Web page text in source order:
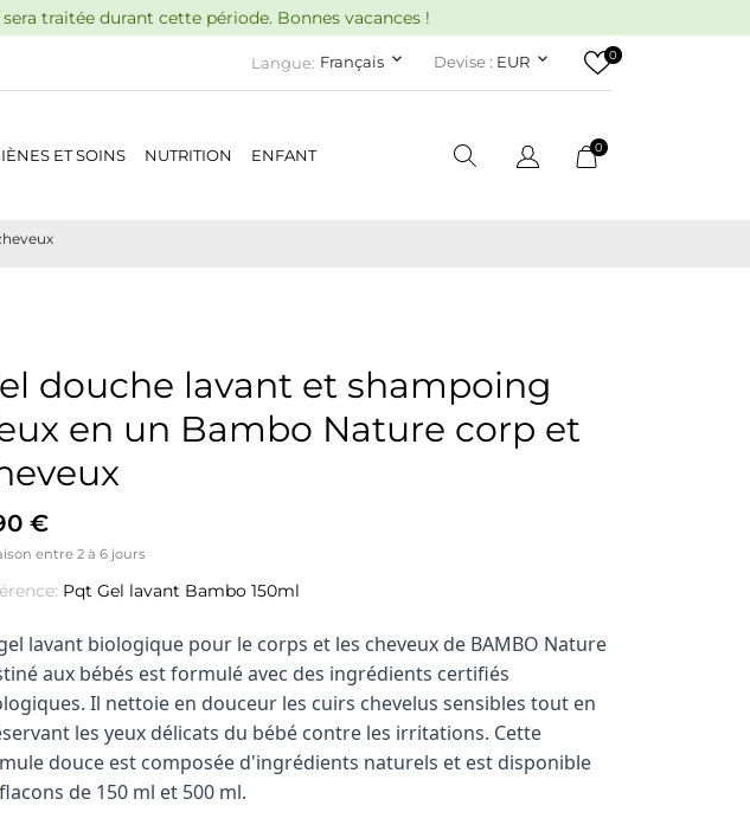
traitée durant cette période. Bonnes vacances !
Langue: Français keyboard_arrow_down Devise : EUR keyboard_arrow_down 0
ET SOINS NUTRITION ENFANT 0
douche lavant et shampoing
en un Bambo Nature corp et
€
entre 2 à 6 jours
Pqt Gel lavant Bambo 150ml
lavant biologique pour le corps et les cheveux de BAMBO Nature
aux bébés est formulé avec des ingrédients certifiés
Il nettoie en douceur les cuirs chevelus sensibles tout en
les yeux délicats du bébé contre les irritations. Cette
douce est composée d'ingrédients naturels et est disponible
de 150 ml et 500 ml.